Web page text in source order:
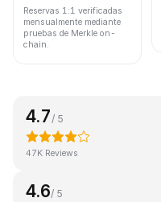
Reservas 1:1 verificadas
mensualmente mediante
pruebas de Merkle on-
chain.
4.7 / 5
47K Reviews
4.6/ 5